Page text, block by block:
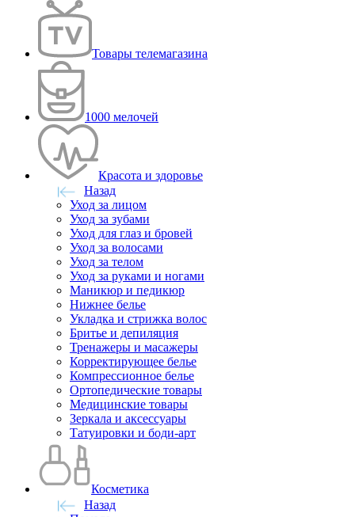
Товары телемагазина
1000 мелочей
Красота и здоровье
Назад
Уход за лицом
Уход за зубами
Уход для глаз и бровей
Уход за волосами
Уход за телом
Уход за руками и ногами
Маникюр и педикюр
Нижнее белье
Укладка и стрижка волос
Бритье и депиляция
Тренажеры и масажеры
Корректирующее белье
Компрессионное белье
Ортопедические товары
Медицинские товары
Зеркала и аксессуары
Татуировки и боди-арт
Косметика
Назад